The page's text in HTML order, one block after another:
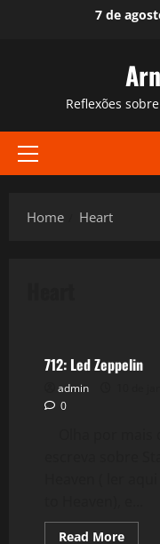
7 de
Reflexões
Primary
Home Heart
712: Led Zeppelin
admin
0
Read MoreRead